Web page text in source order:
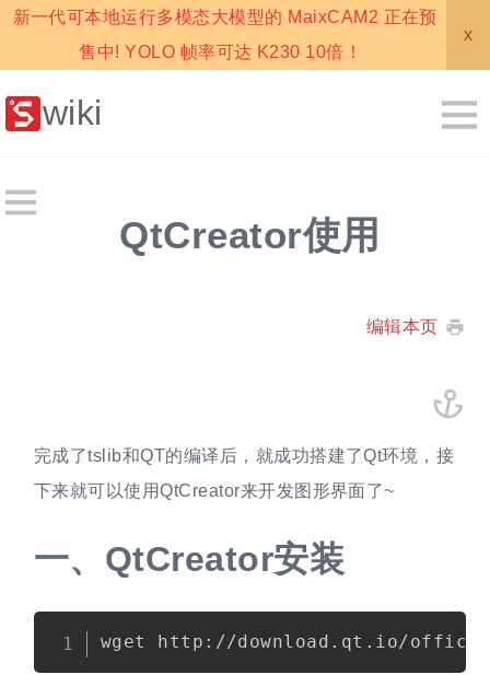
新一代可本地运行多模态大模型的 MaixCAM2 正在预
售中! YOLO 帧率可达 K230 10倍！
x
wiki
QtCreator使用
编辑本页
完成了tslib和QT的编译后，就成功搭建了Qt环境，接
下来就可以使用QtCreator来开发图形界面了~
一、 QtCreator安装
Copy